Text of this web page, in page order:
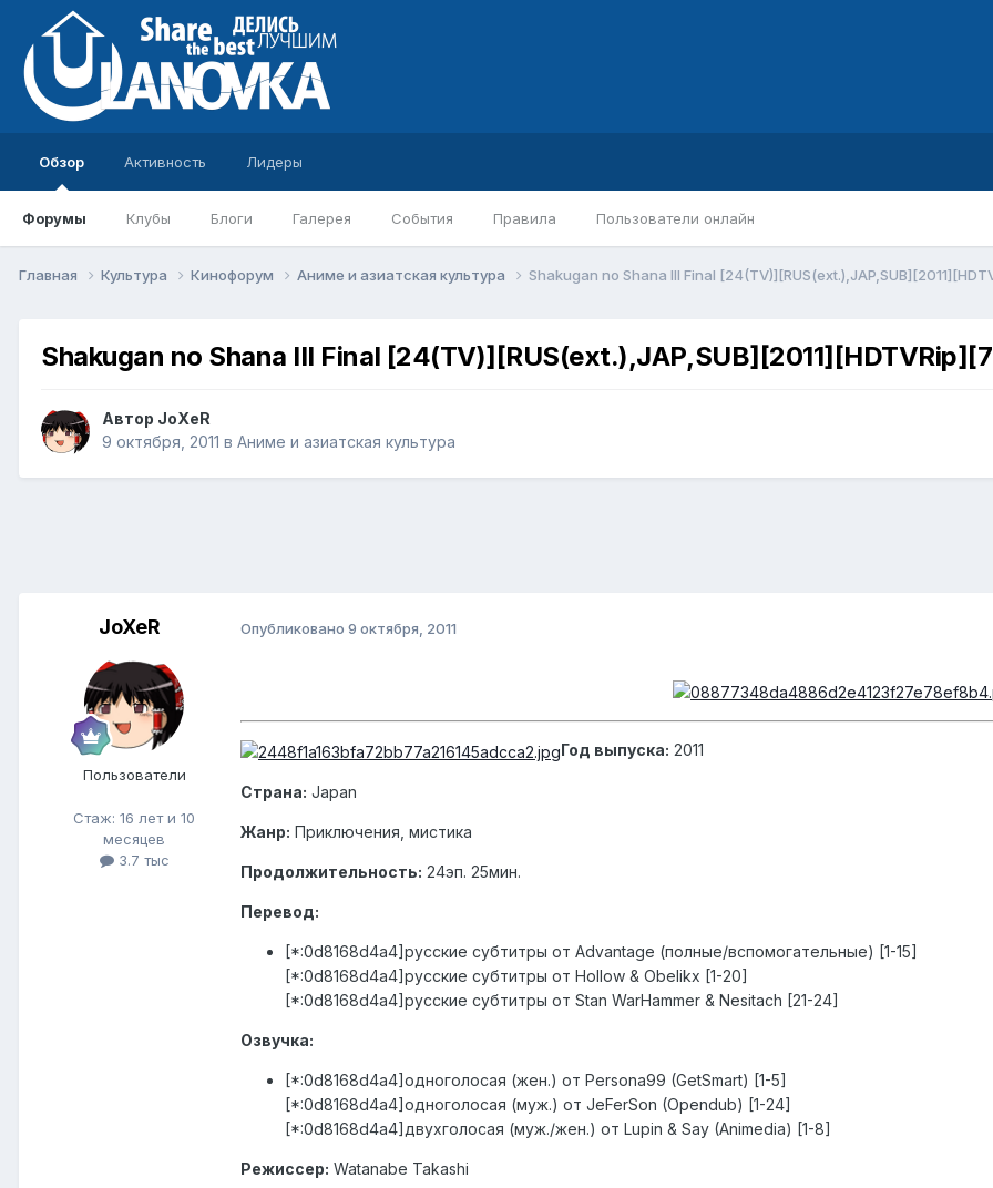
Обзор
Форумы Клубы Блоги Галерея События Правила Пользователи онлайн
Активность Лидеры
Главная Культура Кинофорум Аниме и азиатская культура Shakugan no Shana III Final
Shakugan no Shana III Final
Автор JoXeR
9 октября, 2011 в Аниме и азиатская культура
JoXeR
Пользователи
Стаж: 16 лет и 10
месяцев
3.7 тыс
Опубликовано 9 октября, 2011
Год выпуска: 2011
Страна: Japan
Жанр: Приключения, мистика
Продолжительность: 24эп. 25мин.
Перевод:
[*:0d8168d4a4]русские субтитры от Advantage (полные/вспомогательные) [1-15]
[*:0d8168d4a4]русские субтитры от Hollow & Obelikx [1-20]
[*:0d8168d4a4]русские субтитры от Stan WarHammer & Nesitach [21-24]
Озвучка:
[*:0d8168d4a4]одноголосая (жен.) от Persona99 (GetSmart) [1-5]
[*:0d8168d4a4]одноголосая (муж.) от JeFerSon (Opendub) [1-24]
[*:0d8168d4a4]двухголосая (муж./жен.) от Lupin & Say (Animedia) [1-8]
Режиссер: Watanabe Takashi